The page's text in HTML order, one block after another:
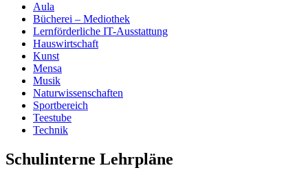
Aula
Bücherei – Mediothek
Lernförderliche IT-Ausstattung
Hauswirtschaft
Kunst
Mensa
Musik
Naturwissenschaften
Sportbereich
Teestube
Technik
Schulinterne Lehrpläne